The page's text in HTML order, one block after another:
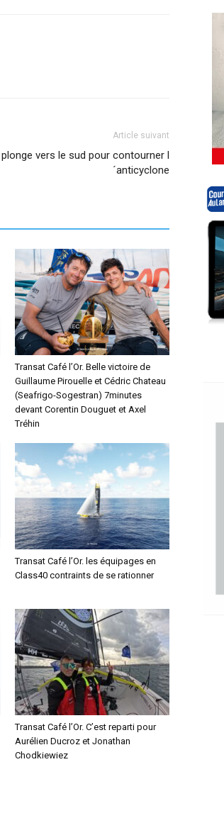
Article suivant
vers le sud pour contourner l
´anticyclone
Transat Café l’Or. Belle victoire de
Guillaume Pirouelle et Cédric Chateau
(Seafrigo-Sogestran) 7minutes
devant Corentin Douguet et Axel
Tréhin
Transat Café l’Or. les équipages en
Class40 contraints de se rationner
Transat Café l’Or. C’est reparti pour
Aurélien Ducroz et Jonathan
Chodkiewiez